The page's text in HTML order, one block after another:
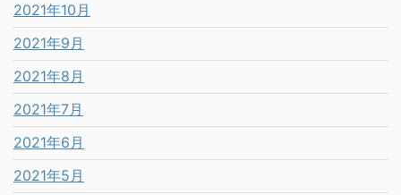
2021年10月
2021年9月
2021年8月
2021年7月
2021年6月
2021年5月